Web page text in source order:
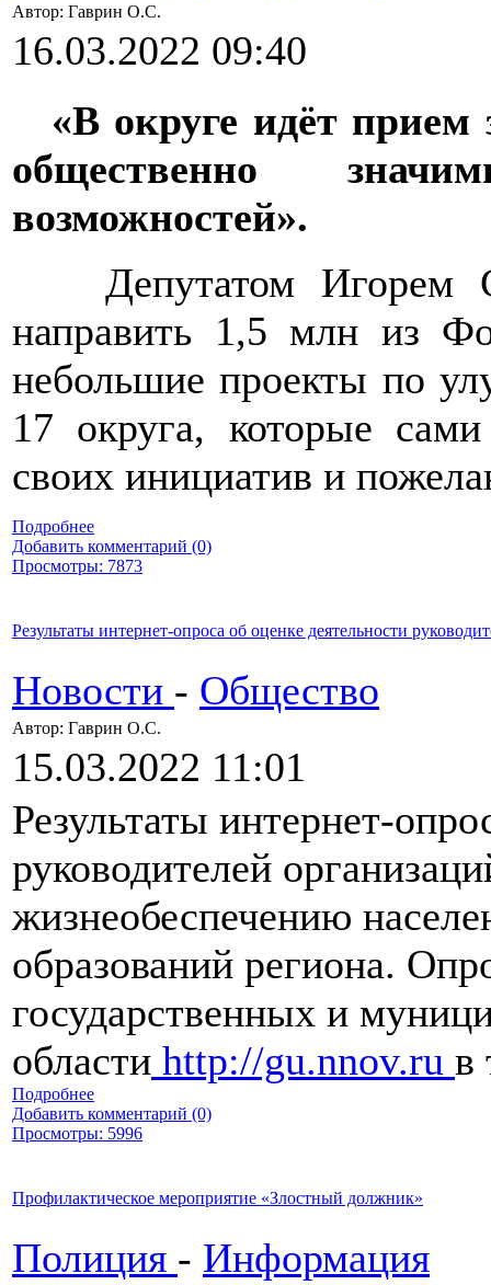
Автор: Гаврин О.C.
16.03.2022 09:40
«В округе идёт
общественно
возможностей».
Депутатом Игорем
направить 1,5 млн из
небольшие проекты по
17 округа, которые
своих инициатив и
Подробнее
Добавить комментарий (0)
Просмотры: 7873
Результаты интернет-опроса об оценке деятельности
Новости - Общество
Автор: Гаврин О.C.
15.03.2022 11:01
Результаты интернет-
руководителей
жизнеобеспечению
образований региона.
государственных и
области http://gu.nnov.ru в
Подробнее
Добавить комментарий (0)
Просмотры: 5996
Профилактическое мероприятие «Злостный должник»
Полиция - Информация